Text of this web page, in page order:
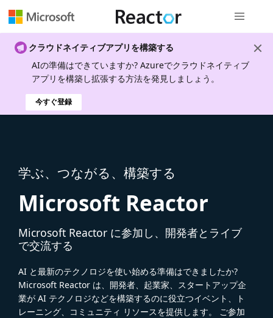
クラウドネイティブアプリを構築する
AIの準備はできていますか? Azureでクラウドネイティブ
アプリを構築し拡張する方法を発見しましょう。
今すぐ登録
学ぶ、つながる、構築する
Microsoft Reactor
Microsoft Reactor に参加し、開発者とライブ
で交流する
AI と最新のテクノロジを使い始める準備はできましたか?
Microsoft Reactor は、開発者、起業家、スタートアップ企
業が AI テクノロジなどを構築するのに役立つイベント、ト
レーニング、コミュニティ リソースを提供します。 ご参加